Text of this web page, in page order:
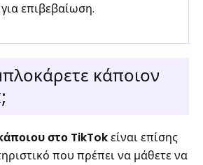
επιβεβαίωση.
κάποιον
στο TikTokείναι επίσης
που πρέπει να μάθετε να